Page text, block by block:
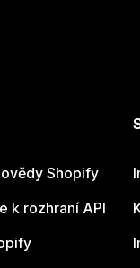
Shopify
k rozhraní API